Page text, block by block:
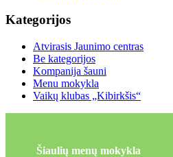
Kategorijos
Atvirasis Jaunimo centras
Be kategorijos
Kompanija šauni
Menu mokykla
Vaikų klubas „Kibirkšis“
Šiaulių menų mokykla